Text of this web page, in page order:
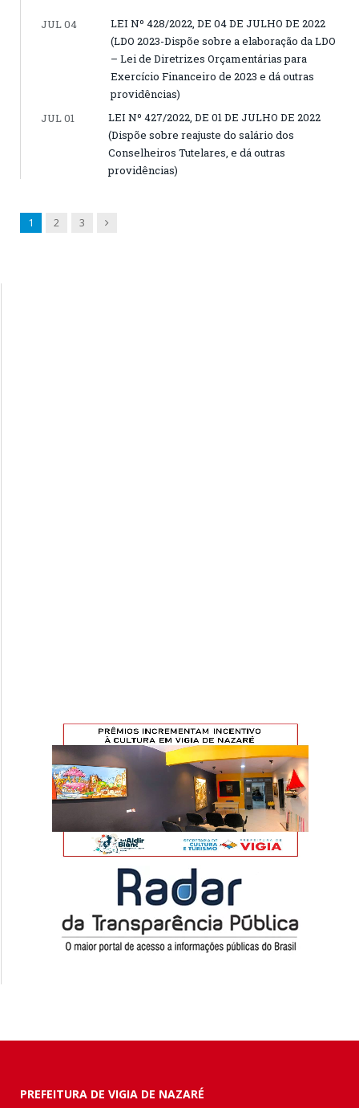
JUL 04
LEI Nº 428/2022, DE 04 DE JULHO DE 2022
(LDO 2023-Dispõe sobre a elaboração da LDO
– Lei de Diretrizes Orçamentárias para
Exercício Financeiro de 2023 e dá outras
providências)
JUL 01
LEI Nº 427/2022, DE 01 DE JULHO DE 2022
(Dispõe sobre reajuste do salário dos
Conselheiros Tutelares, e dá outras
providências)
1 2 3 Next
PREFEITURA DE VIGIA DE NAZARÉ